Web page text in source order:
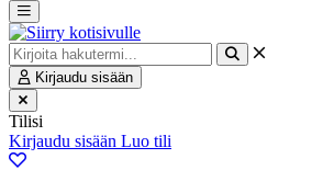
Kirjaudu sisään
Tilisi
Kirjaudu sisään Luo tili